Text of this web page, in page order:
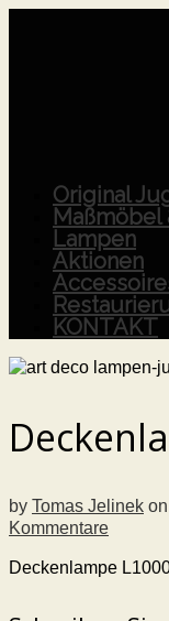
Original
Lampen
Aktionen
KONTAKT
by Tomas Jelinek on
Kommentare
Deckenlampe